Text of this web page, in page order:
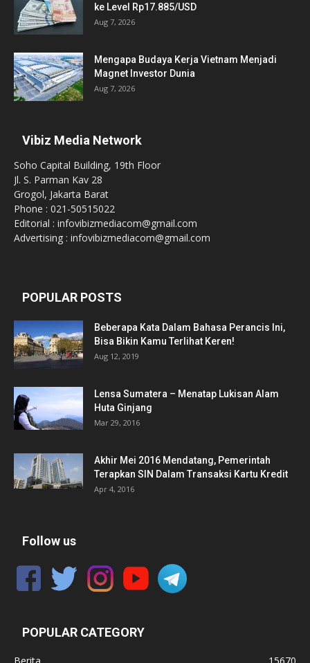
ke Level Rp17.885/USD
Aug 7, 2026
Mengapa Budaya Kerja Vietnam Menjadi
Magnet Investor Dunia
Aug 7, 2026
Vibiz Media Network
Soho Capital Building, 19th Floor
Jl. S. Parman Kav 28
Grogol, Jakarta Barat
Phone : 021-50515022
Editorial : infovibizmediacom@gmail.com
Advertising : infovibizmediacom@gmail.com
POPULAR POSTS
Beberapa Kata Dalam Bahasa Perancis Ini,
Bisa Bikin Kamu Terlihat Keren!
Aug 12, 2019
Lensa Sumatera – Menatap Lukisan Alam
Huta Ginjang
Mar 29, 2016
Akhir Mei 2016 Mendatang, Pemerintah
Terapkan SIN Dalam Transaksi Kartu Kredit
Apr 4, 2016
Follow us
POPULAR CATEGORY